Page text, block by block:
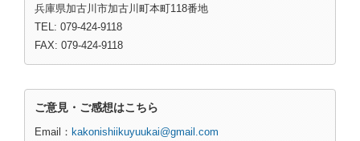
兵庫県加古川市加古川町本町118番地
TEL: 079-424-9118
FAX: 079-424-9118
ご意見・ご感想はこちら
Email： kakonishiikuyuukai@gmail.com